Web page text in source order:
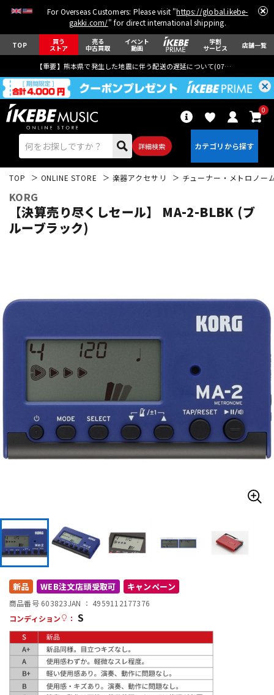
For Overseas Customers: Please visit "https://global.ikebe-
gakki.com/" for direct international shipping.
TOP 買う
ストア
売る
中古買取
イベント
動画
学割
サービス 店舗一覧
【重要】熊本県で発生した地震に伴う配送の遅延について(07月29日
詳細検索
0
ドラム パーカッション
キーボード 電子ピアノ
管楽器 その他楽器
DTM オンライン納品 レコーディング機器
配信/ライブ機器
中古 ヴィンテージ
TOP ONLINE STORE 楽器アクセサリ チューナー・メトロノー
KORG
【決算売り尽くしセール】 MA-2-BLBK (ブ
ルーブラック)
新品 WEB注文店頭受取可 キャンペーン
商品番号 603823JAN ： 4959112177376
コンディション
： S